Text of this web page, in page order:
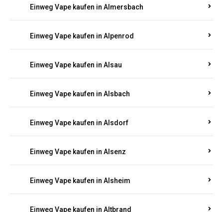
Einweg Vape kaufen in Almersbach
Einweg Vape kaufen in Alpenrod
Einweg Vape kaufen in Alsau
Einweg Vape kaufen in Alsbach
Einweg Vape kaufen in Alsdorf
Einweg Vape kaufen in Alsenz
Einweg Vape kaufen in Alsheim
Einweg Vape kaufen in Altbrand